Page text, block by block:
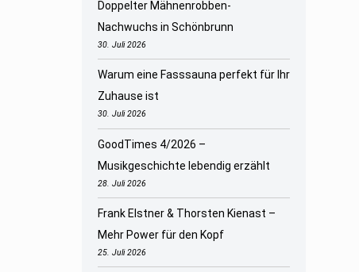
Doppelter Mähnenrobben-
Nachwuchs in Schönbrunn
30. Juli 2026
Warum eine Fasssauna perfekt für Ihr
Zuhause ist
30. Juli 2026
GoodTimes 4/2026 –
Musikgeschichte lebendig erzählt
28. Juli 2026
Frank Elstner & Thorsten Kienast –
Mehr Power für den Kopf
25. Juli 2026